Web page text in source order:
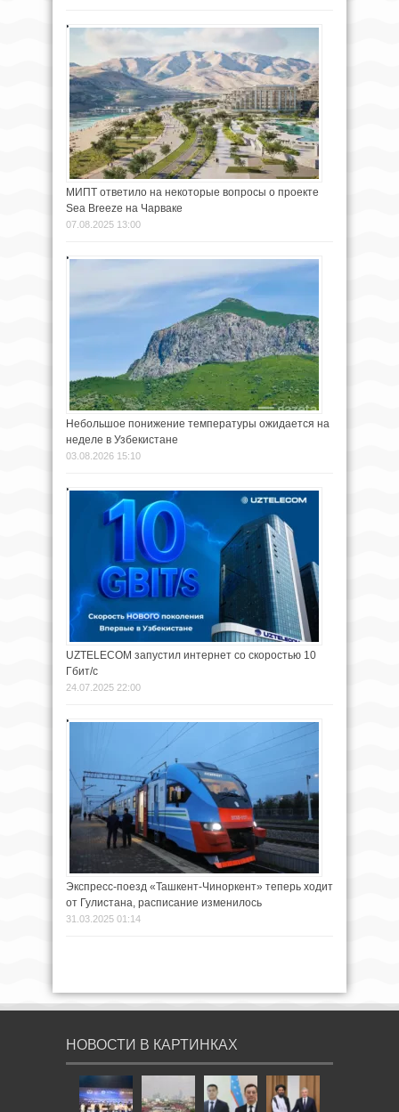
МИПТ ответило на некоторые вопросы о проекте
Sea Breeze на Чарваке
07.08.2025 13:00
Небольшое понижение температуры ожидается на
неделе в Узбекистане
03.08.2026 15:10
UZTELECOM запустил интернет со скоростью 10
Гбит/с
24.07.2025 22:00
Экспресс-поезд «Ташкент-Чиноркент» теперь ходит
от Гулистана, расписание изменилось
31.03.2025 01:14
НОВОСТИ В КАРТИНКАХ